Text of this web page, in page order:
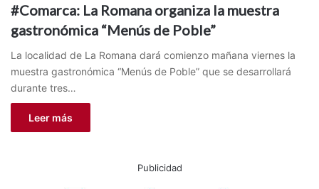
#Comarca: La Romana organiza la muestra
gastronómica “Menús de Poble”
La localidad de La Romana dará comienzo mañana viernes la
muestra gastronómica “Menús de Poble” que se desarrollará
durante tres…
Leer más
Publicidad